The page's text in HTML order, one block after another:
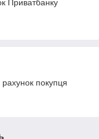
Приватбанку
покупця